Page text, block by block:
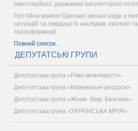
інвестиційної, державної регуляторної
Постійна комісія Одеської міської ради з
ситуацій та ліквідації їх наслідків, екології
трансформації
Повний список...
ДЕПУТАТСЬКІ ГРУПИ
Депутатська група «Рівні можливості»
Депутатська група «Комунальні ресурси»
Депутатська група «Жінки. Мир. Безпека»
Депутатська група «УКРАЇНСЬКА МРІЯ»